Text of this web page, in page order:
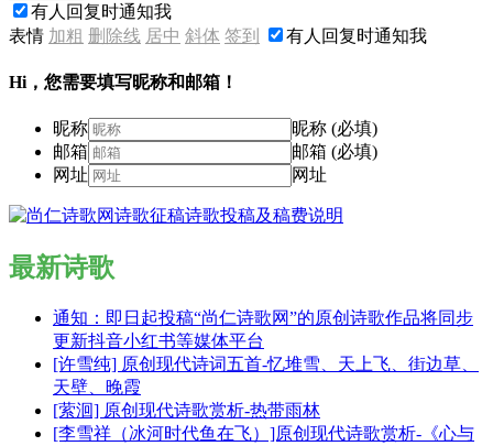
有人回复时通知我
表情 加粗 删除线 居中 斜体 签到 有人回复时通知我
Hi，您需要填写昵称和邮箱！
昵称
昵称 (必填)
邮箱
邮箱 (必填)
网址
网址
最新诗歌
通知：即日起投稿“尚仁诗歌网”的原创诗歌作品将同步
更新抖音小红书等媒体平台
[许雪纯] 原创现代诗词五首-忆堆雪、天上飞、街边草、
天壁、晚霞
[萦洄] 原创现代诗歌赏析-热带雨林
[李雪祥（冰河时代鱼在飞）]原创现代诗歌赏析-《心与